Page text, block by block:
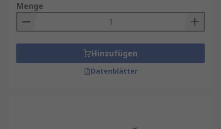
Menge
Hinzufügen
Datenblätter